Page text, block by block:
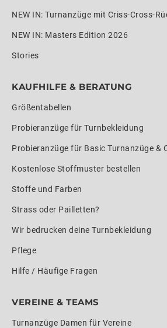
NEW IN: Turnanzüge mit Criss-Cross-
NEW IN: Masters Edition 2026
Stories
KAUFHILFE & BERATUNG
Größentabellen
Probieranzüge für Turnbekleidung
Probieranzüge für Basic Turnanzüge &
Kostenlose Stoffmuster bestellen
Stoffe und Farben
Strass oder Pailletten?
Wir bedrucken deine Turnbekleidung
Pflege
Hilfe / Häufige Fragen
VEREINE & TEAMS
Turnanzüge Damen für Vereine